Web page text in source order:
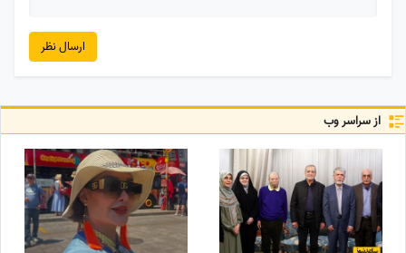
ارسال نظر
از سراسر وب